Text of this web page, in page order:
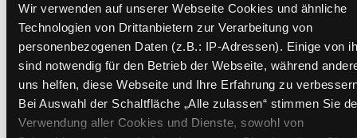
Wir verwenden auf unserer Webseite Cookies und ähnliche
Technologien von Drittanbietern zur Verarbeitung von
personenbezogenen Daten (z.B.: IP-Adressen). Einige von
sind notwendig für den Betrieb der Webseite, während
uns helfen, diese Webseite und Ihre Erfahrung zu
Bei Auswahl der Schaltfläche „Alle zulassen“ stimmen Sie
Verwendung aller Cookies und Dienste, sowohl von
Frist:
Barcode:
1911SB01430
Standort 3: